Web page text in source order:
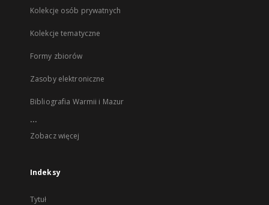
Kolekcje osób prywatnych
Kolekcje tematyczne
Formy zbiorów
Zasoby elektroniczne
Bibliografia Warmii i Mazur
...
Zobacz więcej
Indeksy
Tytuł